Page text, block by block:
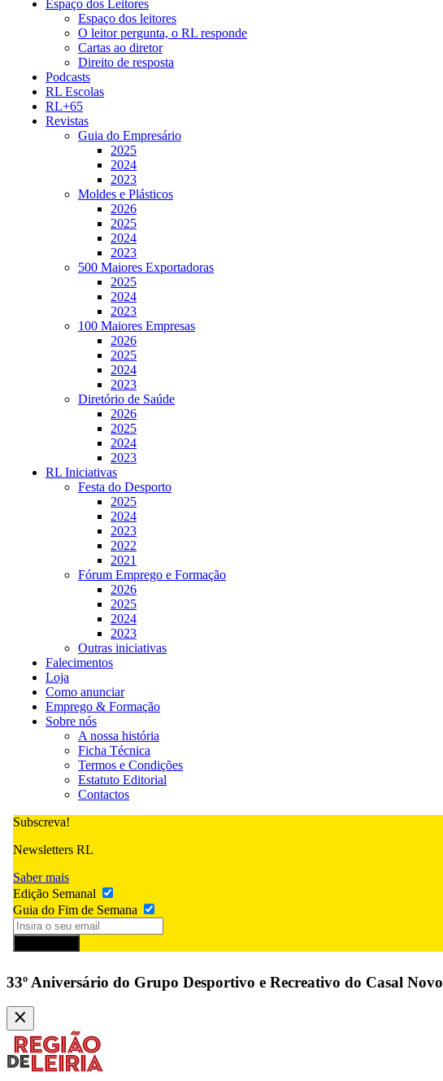
Espaço dos Leitores
Espaço dos leitores
O leitor pergunta, o RL responde
Cartas ao diretor
Direito de resposta
Podcasts
RL Escolas
RL+65
Revistas
Guia do Empresário
2025
2024
2023
Moldes e Plásticos
2026
2025
2024
2023
500 Maiores Exportadoras
2025
2024
2023
100 Maiores Empresas
2026
2025
2024
2023
Diretório de Saúde
2026
2025
2024
2023
RL Iniciativas
Festa do Desporto
2025
2024
2023
2022
2021
Fórum Emprego e Formação
2026
2025
2024
2023
Outras iniciativas
Falecimentos
Loja
Como anunciar
Emprego & Formação
Sobre nós
A nossa história
Ficha Técnica
Termos e Condições
Estatuto Editorial
Contactos
Subscreva!
Newsletters RL
Saber mais
Edição Semanal
Guia do Fim de Semana
33º Aniversário do Grupo Desportivo e Recreativo do Casal Novo